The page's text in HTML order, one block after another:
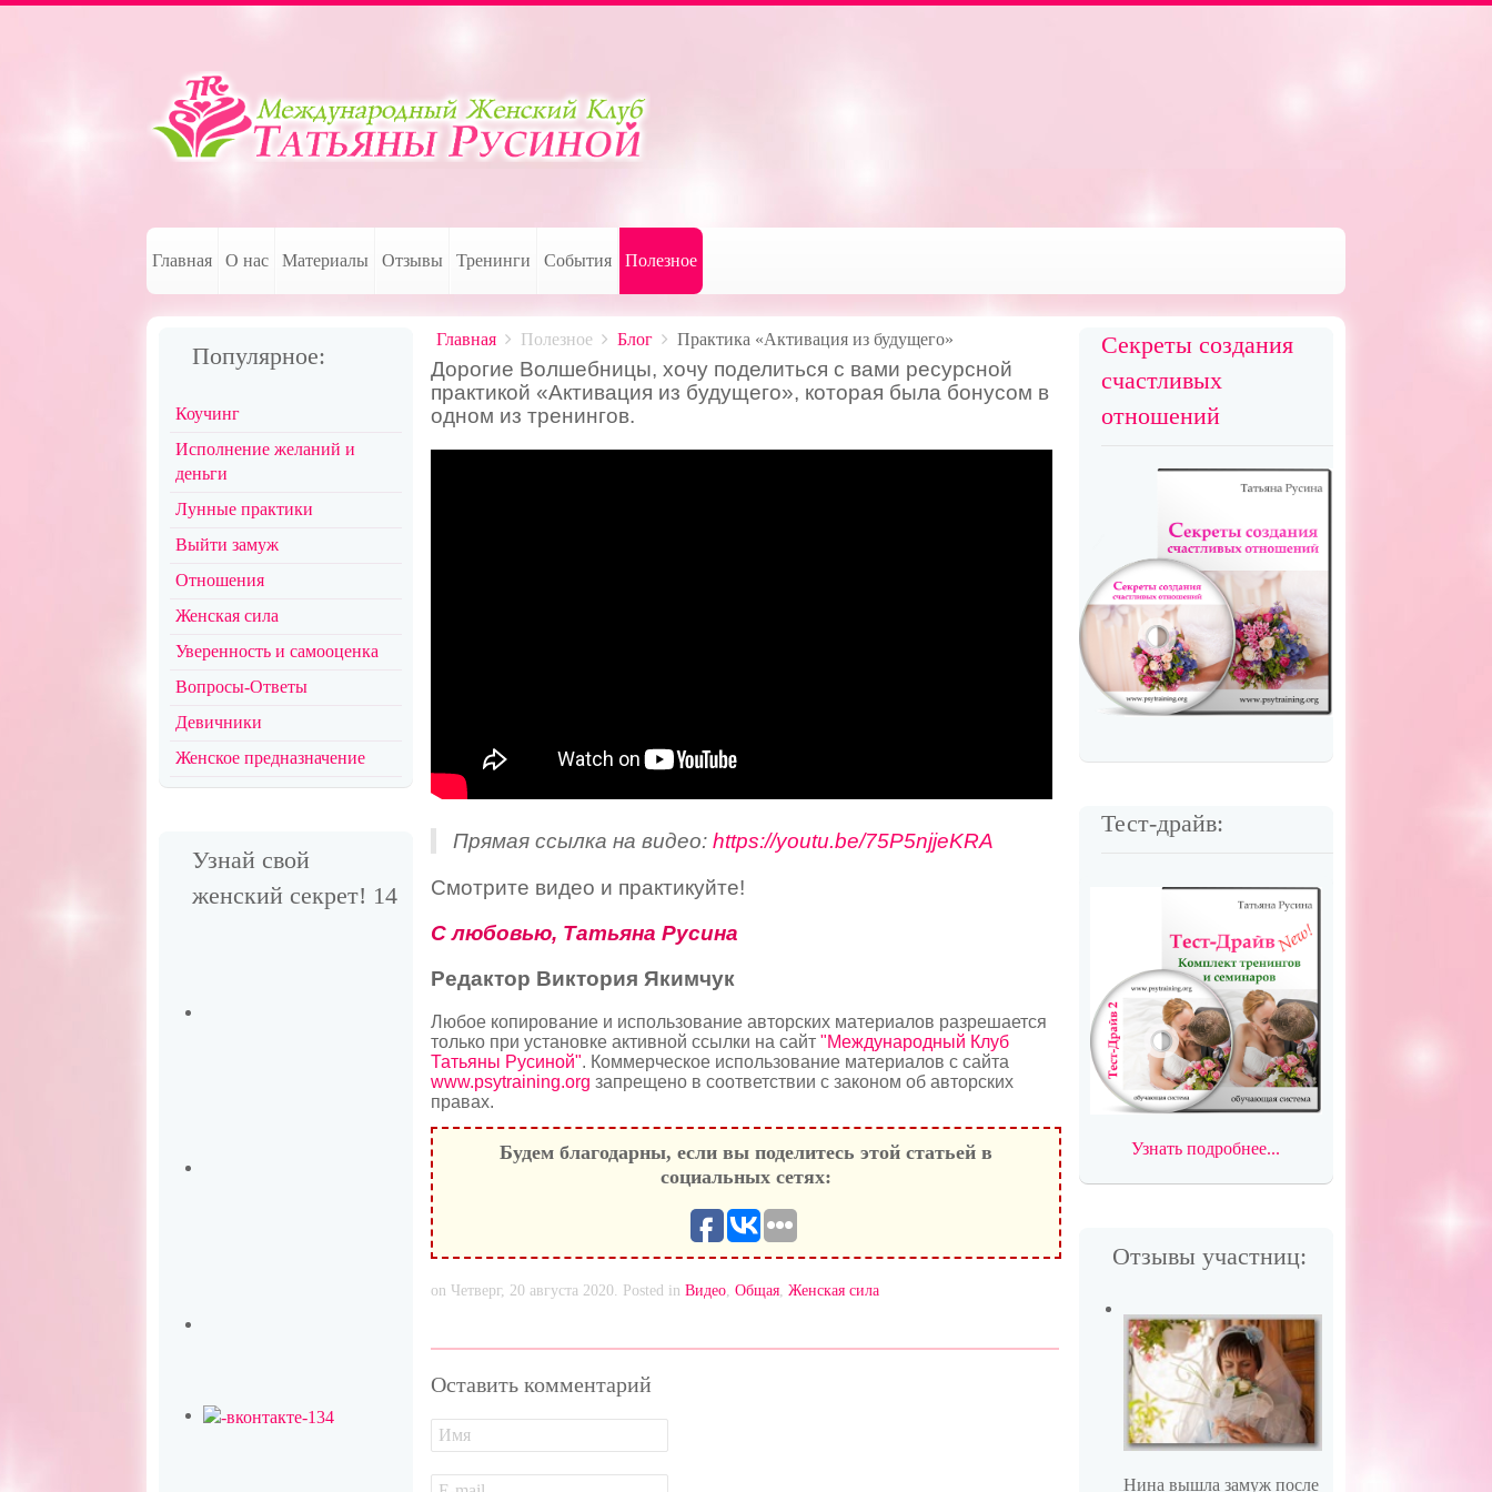
Главная О нас Материалы Отзывы Тренинги События Полезное
Главная Полезное Блог Практика «Активация из будущего»
Дорогие Волшебницы, хочу поделиться с вами ресурсной
практикой «Активация из будущего», которая была бонусом в
одном из тренингов.
Прямая ссылка на видео:https://youtu.be/75P5njjeKRA
Смотрите видео и практикуйте!
С любовью, Татьяна Русина
Редактор Виктория Якимчук
Любое копирование и использование авторских материалов разрешается
только при установке активной ссылки на сайт "Международный Клуб
Татьяны Русиной". Коммерческое использование материалов с сайта
www.psytraining.org запрещено в соответствии с законом об авторских
правах.
Будем благодарны, если вы поделитесь этой статьей в
социальных сетях:
on Четверг, 20 августа 2020. Posted inВидео,Общая,Женская сила
Оставить комментарий
Популярное:
Коучинг
Исполнение желаний и
деньги
Лунные практики
Выйти замуж
Отношения
Женская сила
Уверенность и самооценка
Вопросы-Ответы
Девичники
Женское предназначение
Узнай свой
женский секрет! 14
Секреты создания
счастливых
отношений
Тест-драйв:
Узнать подробнее...
Отзывы участниц:
Нина вышла замуж после